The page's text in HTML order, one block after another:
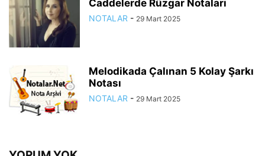
Caddelerde Rüzgar Notaları
NOTALAR - 29 Mart 2025
Melodikada Çalınan 5 Kolay Şarkı
Notası
NOTALAR - 29 Mart 2025